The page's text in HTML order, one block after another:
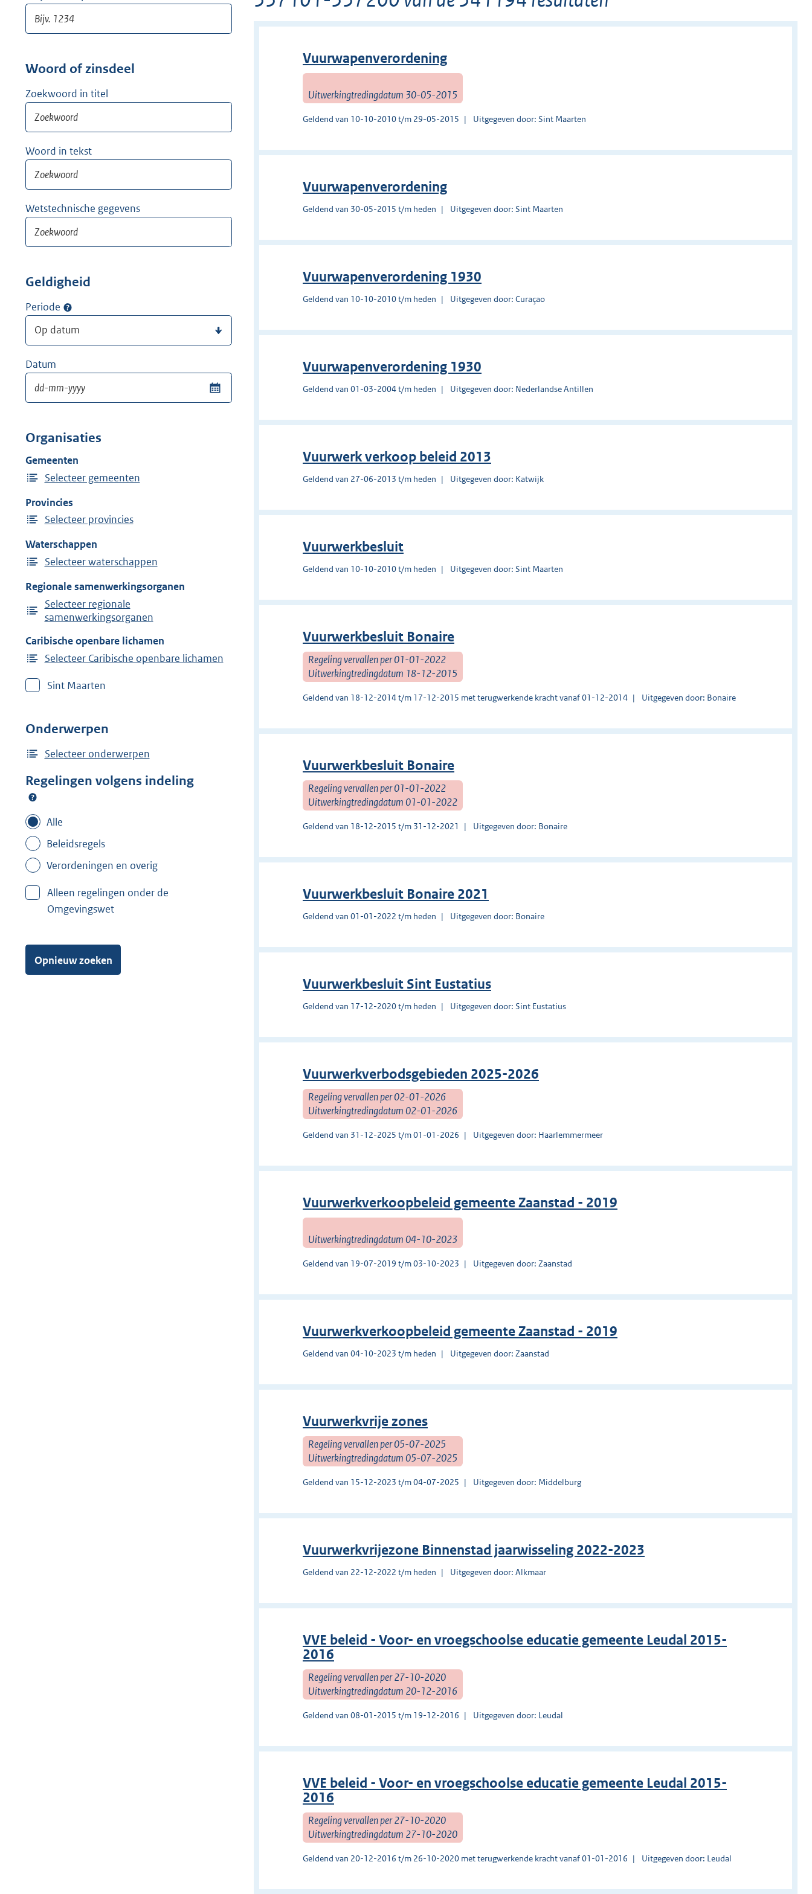
Woord of zinsdeel
Zoekwoord in titel
Woord in tekst
Wetstechnische gegevens
Geldigheid
Periode
Datum
Organisaties
Gemeenten
Selecteer gemeenten
Provincies
Selecteer provincies
Waterschappen
Selecteer waterschappen
Regionale samenwerkingsorganen
Selecteer regionale
samenwerkingsorganen
Caribische openbare lichamen
Selecteer Caribische openbare lichamen
Sint Maarten
Onderwerpen
Selecteer onderwerpen
Regelingen volgens indeling
Alle
Beleidsregels
Verordeningen en overig
Alleen regelingen onder de
Omgevingswet
Opnieuw zoeken
Vuurwapenverordening
Uitwerkingtredingdatum 30-05-2015
Geldend van 10-10-2010 t/m 29-05-2015 Uitgegeven door: Sint Maarten
Vuurwapenverordening
Geldend van 30-05-2015 t/m heden Uitgegeven door: Sint Maarten
Vuurwapenverordening 1930
Geldend van 10-10-2010 t/m heden Uitgegeven door: Curaçao
Vuurwapenverordening 1930
Geldend van 01-03-2004 t/m heden Uitgegeven door: Nederlandse Antillen
Vuurwerk verkoop beleid 2013
Geldend van 27-06-2013 t/m heden Uitgegeven door: Katwijk
Vuurwerkbesluit
Geldend van 10-10-2010 t/m heden Uitgegeven door: Sint Maarten
Vuurwerkbesluit Bonaire
Regeling vervallen per 01-01-2022
Uitwerkingtredingdatum 18-12-2015
Geldend van 18-12-2014 t/m 17-12-2015 met terugwerkende kracht vanaf 01-12-2014 Uitgegeven door: Bonaire
Vuurwerkbesluit Bonaire
Regeling vervallen per 01-01-2022
Uitwerkingtredingdatum 01-01-2022
Geldend van 18-12-2015 t/m 31-12-2021 Uitgegeven door: Bonaire
Vuurwerkbesluit Bonaire 2021
Geldend van 01-01-2022 t/m heden Uitgegeven door: Bonaire
Vuurwerkbesluit Sint Eustatius
Geldend van 17-12-2020 t/m heden Uitgegeven door: Sint Eustatius
Vuurwerkverbodsgebieden 2025-2026
Regeling vervallen per 02-01-2026
Uitwerkingtredingdatum 02-01-2026
Geldend van 31-12-2025 t/m 01-01-2026 Uitgegeven door: Haarlemmermeer
Vuurwerkverkoopbeleid gemeente Zaanstad - 2019
Uitwerkingtredingdatum 04-10-2023
Geldend van 19-07-2019 t/m 03-10-2023 Uitgegeven door: Zaanstad
Vuurwerkverkoopbeleid gemeente Zaanstad - 2019
Geldend van 04-10-2023 t/m heden Uitgegeven door: Zaanstad
Vuurwerkvrije zones
Regeling vervallen per 05-07-2025
Uitwerkingtredingdatum 05-07-2025
Geldend van 15-12-2023 t/m 04-07-2025 Uitgegeven door: Middelburg
Vuurwerkvrijezone Binnenstad jaarwisseling 2022-2023
Geldend van 22-12-2022 t/m heden Uitgegeven door: Alkmaar
VVE beleid - Voor- en vroegschoolse educatie gemeente Leudal 2015-
2016
Regeling vervallen per 27-10-2020
Uitwerkingtredingdatum 20-12-2016
Geldend van 08-01-2015 t/m 19-12-2016 Uitgegeven door: Leudal
VVE beleid - Voor- en vroegschoolse educatie gemeente Leudal 2015-
2016
Regeling vervallen per 27-10-2020
Uitwerkingtredingdatum 27-10-2020
Geldend van 20-12-2016 t/m 26-10-2020 met terugwerkende kracht vanaf 01-01-2016 Uitgegeven door: Leudal